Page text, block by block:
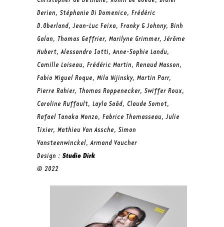
Derien, Stéphanie Di Domenico, Frédéric
D.Oberland, Jean-Luc Feixa, Franky & Johnny, Binh
Galan, Thomas Geffrier, Marilyne Grimmer, Jérôme
Hubert, Alessandro Iotti, Anne-Sophie Landu,
Camille Loiseau, Frédéric Martin, Renaud Masson,
Fabio Miguel Roque, Mila Nijinsky, Martin Parr,
Pierre Rahier, Thomas Roppenecker, Swiffer Roux,
Caroline Ruffault, Layla Saâd, Claude Somot,
Rafael Tanaka Monzo, Fabrice Thomasseau, Julie
Tixier, Mathieu Van Assche, Simon
Vansteenwinckel, Armand Vaucher
Design : Studio Dirk
© 2022